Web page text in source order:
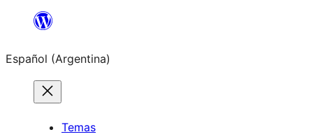
Saltar
contenido
Español (Argentina)
Temas